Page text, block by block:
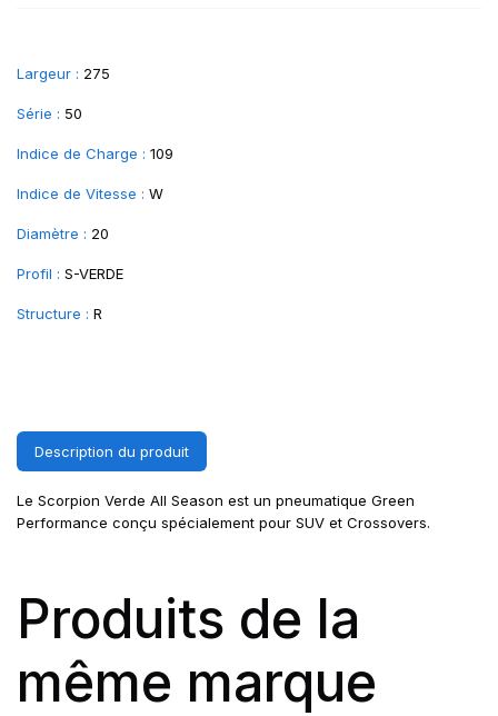
Largeur : 275
Série : 50
Indice de Charge : 109
Indice de Vitesse : W
Diamètre : 20
Profil : S-VERDE
Structure : R
Description du produit
Le Scorpion Verde All Season est un pneumatique Green
Performance conçu spécialement pour SUV et Crossovers.
Produits de la
même marque